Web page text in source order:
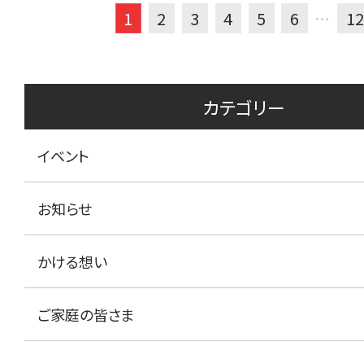
1 2 3 4 5 6 … 12
カテゴリー
イベント
お知らせ
かける想い
ご家庭の皆さま